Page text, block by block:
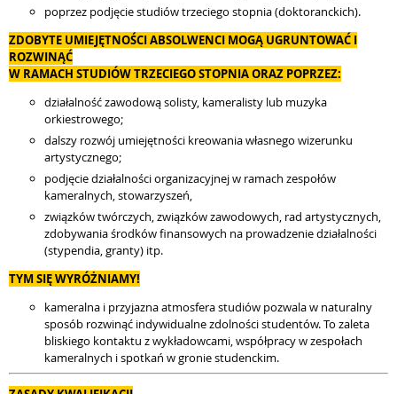
poprzez podjęcie studiów trzeciego stopnia (doktoranckich).
ZDOBYTE UMIEJĘTNOŚCI ABSOLWENCI MOGĄ UGRUNTOWAĆ I
ROZWINĄĆ
W RAMACH STUDIÓW TRZECIEGO STOPNIA ORAZ POPRZEZ:
działalność zawodową solisty, kameralisty lub muzyka
orkiestrowego;
dalszy rozwój umiejętności kreowania własnego wizerunku
artystycznego;
podjęcie działalności organizacyjnej w ramach zespołów
kameralnych, stowarzyszeń,
związków twórczych, związków zawodowych, rad artystycznych,
zdobywania środków finansowych na prowadzenie działalności
(stypendia, granty) itp.
TYM SIĘ WYRÓŻNIAMY!
kameralna i przyjazna atmosfera studiów pozwala w naturalny
sposób rozwinąć indywidualne zdolności studentów. To zaleta
bliskiego kontaktu z wykładowcami, współpracy w zespołach
kameralnych i spotkań w gronie studenckim.